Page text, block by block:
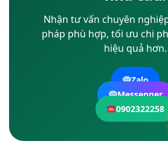
Nhận tư vấn chuyên
pháp phù hợp, tối ưu chi
hiệu quả hơn.
Zalo
Messenger
0902322258